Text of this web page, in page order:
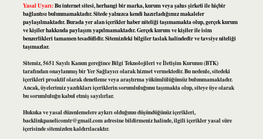
Yasal Uyarı:Bu internet sitesi, herhangi bir marka, kurum veya şahıs şirketi ile hiçbir
bağlantısı bulunmamaktadır. Sitede yalnızca kendi hazırladığımız makaleler
paylaşılmaktadır. Burada yer alan içerikler haber niteliği taşımamakta olup, gerçek kurum
ve kişiler hakkında paylaşım yapılmamaktadır. Gerçek kurum ve kişiler ile isim
benzerlikleri tamamen tesadüfidir. Sitemizdeki bilgiler taslak halindedir ve tavsiye niteliği
taşımazlar.
Sitemiz, 5651 Sayılı Kanun gereğince Bilgi Teknolojileri ve İletişim Kurumu (BTK)
tarafından onaylanmış bir Yer Sağlayıcı olarak hizmet vermektedir. Bu nedenle, sitedeki
içerikleri proaktif olarak denetleme veya araştırma yükümlülüğümüz bulunmamaktadır.
Ancak, üyelerimiz yazdıkları içeriklerin sorumluluğunu taşımakta olup, siteye üye olarak
bu sorumluluğu kabul etmiş sayılırlar.
Hukuka ve yasal düzenlemelere aykırı olduğunu düşündüğünüz içerikleri,
backlinkpanelicomtr@gmail.comadresine bildirmeniz halinde, ilgili içerikler yasal süre
içerisinde sitemizden kaldırılacaktır.